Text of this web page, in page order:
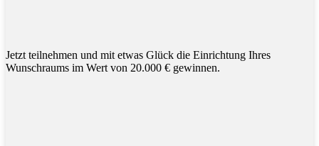
Jetzt teilnehmen und mit etwas Glück die Einrichtung Ihres
Wunschraums im Wert von 20.000 € gewinnen.